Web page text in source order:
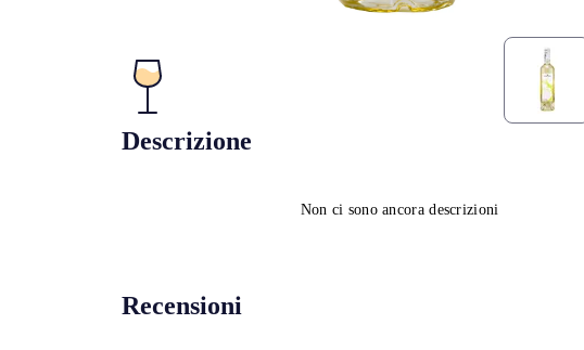
Descrizione
Non ci sono ancora descrizioni
Recensioni